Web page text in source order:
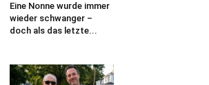
Eine Nonne wurde immer
wieder schwanger –
doch als das letzte...